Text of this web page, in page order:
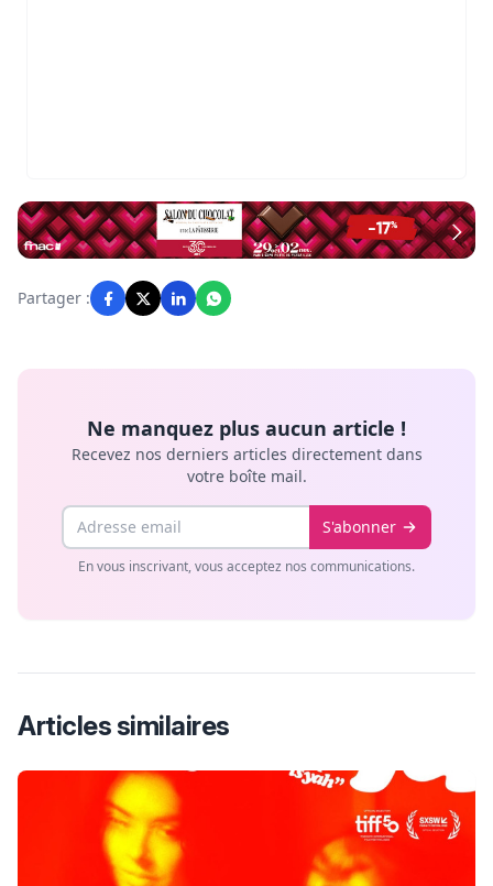
Partager :
Ne manquez plus aucun article !
Recevez nos derniers articles directement dans
votre boîte mail.
Email S'abonner
En vous inscrivant, vous acceptez nos communications.
Articles similaires